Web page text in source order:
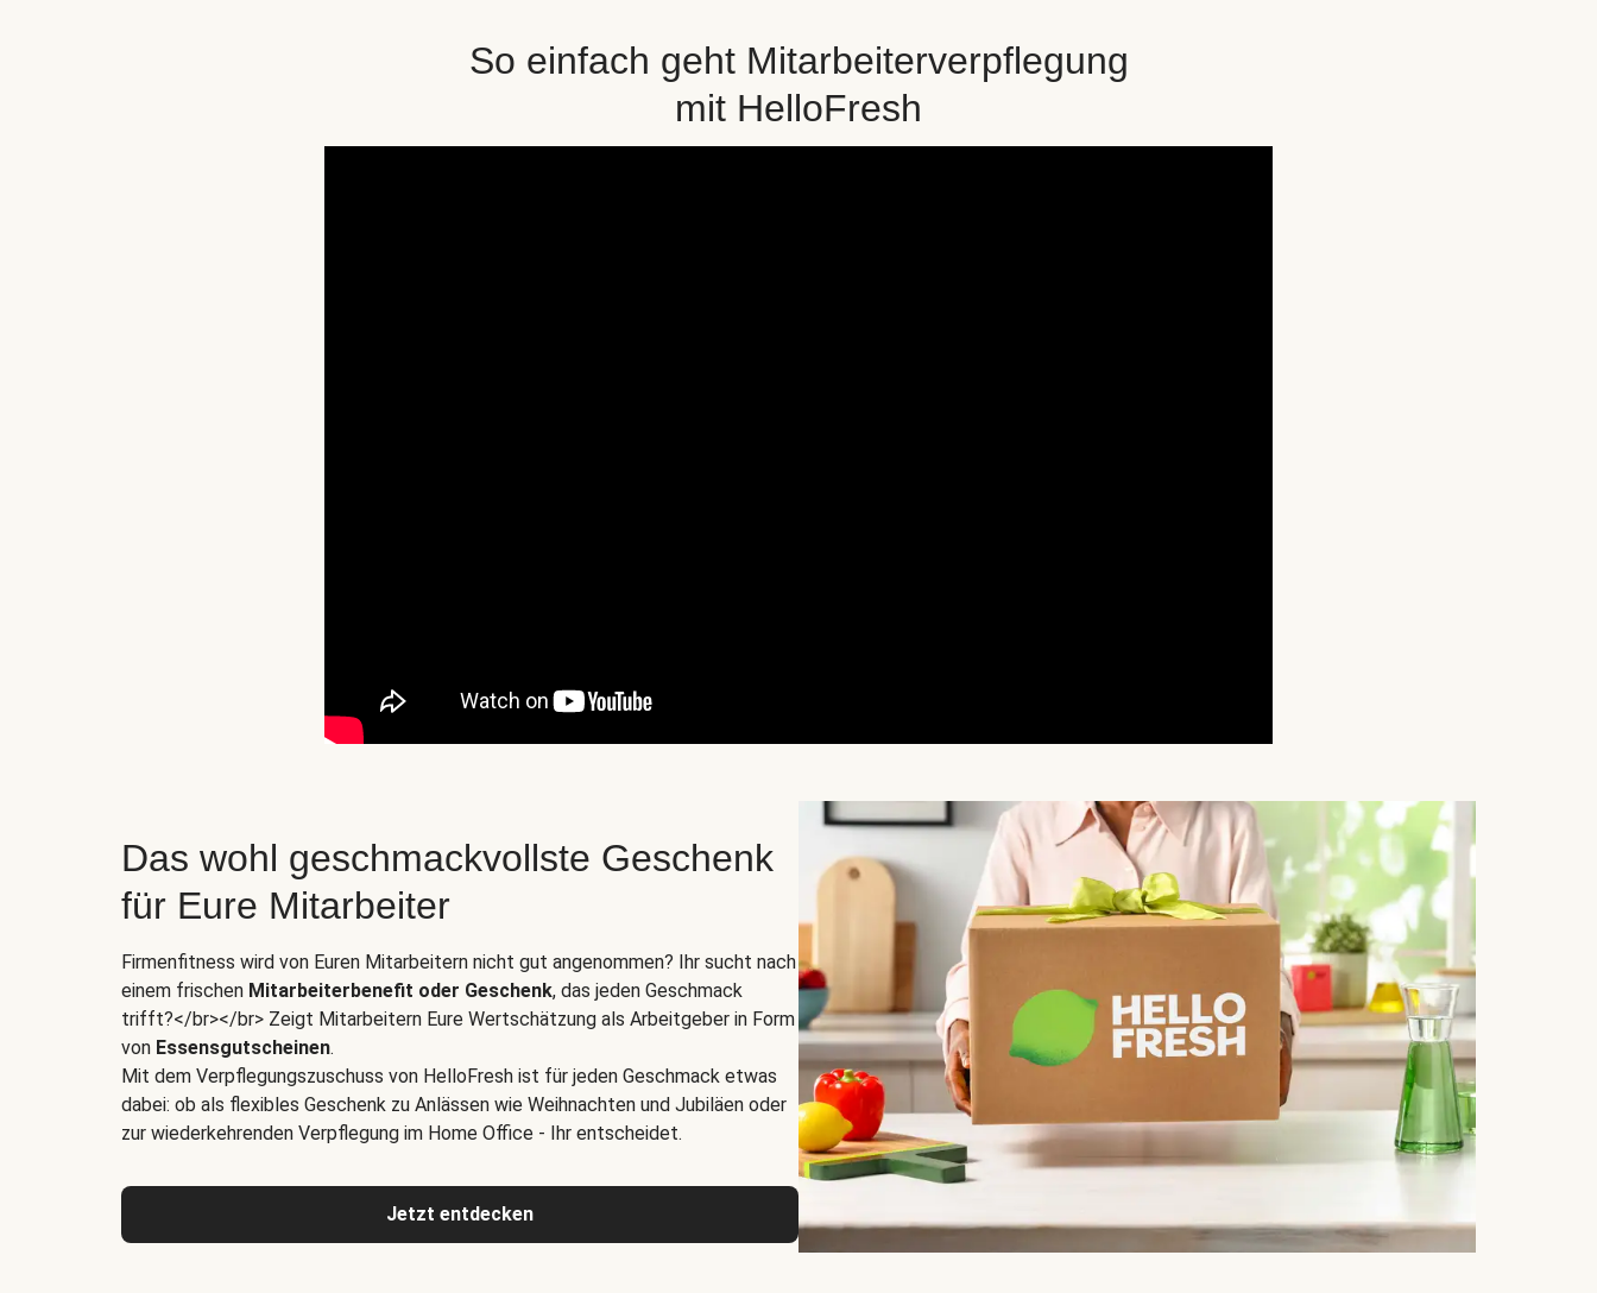
So einfach geht Mitarbeiterverpflegung
mit HelloFresh
Das wohl geschmackvollste Geschenk
für Eure Mitarbeiter
Firmenfitness wird von Euren Mitarbeitern nicht gut angenommen? Ihr sucht nach
einem frischen Mitarbeiterbenefit oder Geschenk, das jeden Geschmack
trifft?</br></br> Zeigt Mitarbeitern Eure Wertschätzung als Arbeitgeber in Form
von Essensgutscheinen.
Mit dem Verpflegungszuschuss von HelloFresh ist für jeden Geschmack etwas
dabei: ob als flexibles Geschenk zu Anlässen wie Weihnachten und Jubiläen oder
zur wiederkehrenden Verpflegung im Home Office - Ihr entscheidet.
Jetzt entdecken